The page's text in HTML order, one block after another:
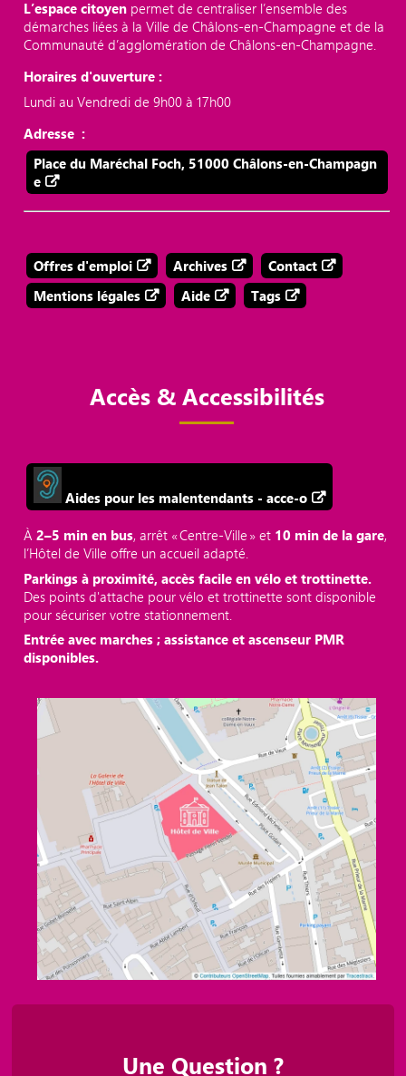
L’espace citoyen permet de centraliser l’ensemble des
démarches liées à la Ville de Châlons-en-Champagne et de la
Communauté d’agglomération de Châlons-en-Champagne.
Horaires d'ouverture :
Lundi au Vendredi de 9h00 à 17h00
Adresse :
Place du Maréchal Foch, 51000 Châlons-en-Champagn
e
Offres d'emploi Archives
Contact
Mentions légales
Aide Tags
Accès & Accessibilités
Aides pour les malentendants - acce-o
À2–5 min en bus, arrêt « Centre‑Ville » et 10 min de la gare,
l’Hôtel de Ville offre un accueil adapté.
Parkings à proximité, accès facile en vélo et trottinette.
Des points d'attache pour vélo et trottinette sont disponible
pour sécuriser votre stationnement.
Entrée avec marches ; assistance et ascenseur PMR
disponibles.
Une Question ?